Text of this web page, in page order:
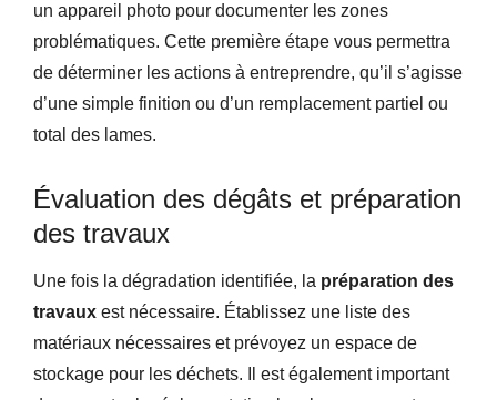
un appareil photo pour documenter les zones
problématiques. Cette première étape vous permettra
de déterminer les actions à entreprendre, qu’il s’agisse
d’une simple finition ou d’un remplacement partiel ou
total des lames.
Évaluation des dégâts et préparation
des travaux
Une fois la dégradation identifiée, la préparation des
travaux est nécessaire. Établissez une liste des
matériaux nécessaires et prévoyez un espace de
stockage pour les déchets. Il est également important